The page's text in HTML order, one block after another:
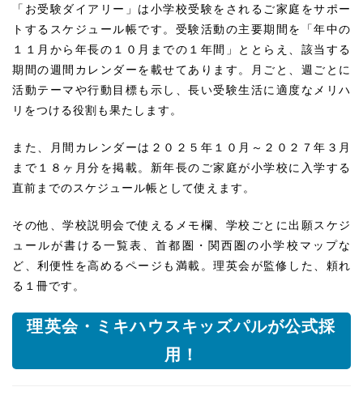
「お受験ダイアリー」は小学校受験をされるご家庭をサポー
トするスケジュール帳です。受験活動の主要期間を「年中の
１１月から年長の１０月までの１年間」ととらえ、該当する
期間の週間カレンダーを載せてあります。月ごと、週ごとに
活動テーマや行動目標も示し、長い受験生活に適度なメリハ
リをつける役割も果たします。
また、月間カレンダーは２０２５年１０月～２０２７年３月
まで１８ヶ月分を掲載。新年長のご家庭が小学校に入学する
直前までのスケジュール帳として使えます。
その他、学校説明会で使えるメモ欄、学校ごとに出願スケジ
ュールが書ける一覧表、首都圏・関西圏の小学校マップな
ど、利便性を高めるページも満載。理英会が監修した、頼れ
る１冊です。
理英会・ミキハウスキッズパルが公式採
用！